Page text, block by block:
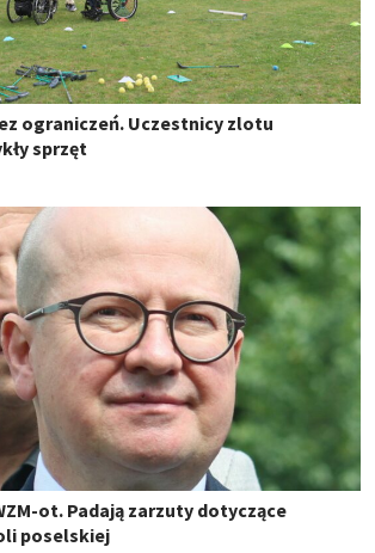
ograniczeń. Uczestnicy zlotu
sprzęt
ot. Padają zarzuty dotyczące
poselskiej